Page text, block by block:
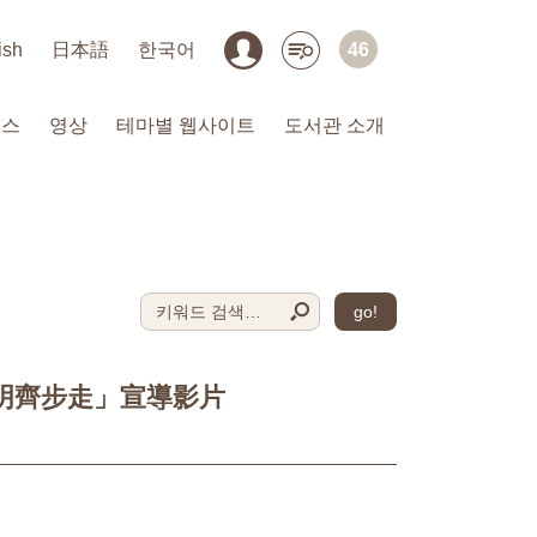
日本語 한국어 46
영상 테마별 웹사이트 도서관 소개
go!
齊步走」宣導影片